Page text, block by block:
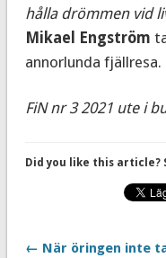
hålla drömmen vid
Mikael Engström
annorlunda fjällresa.
FiN nr 3 2021 ute i
Did you like this
← När öringen inte